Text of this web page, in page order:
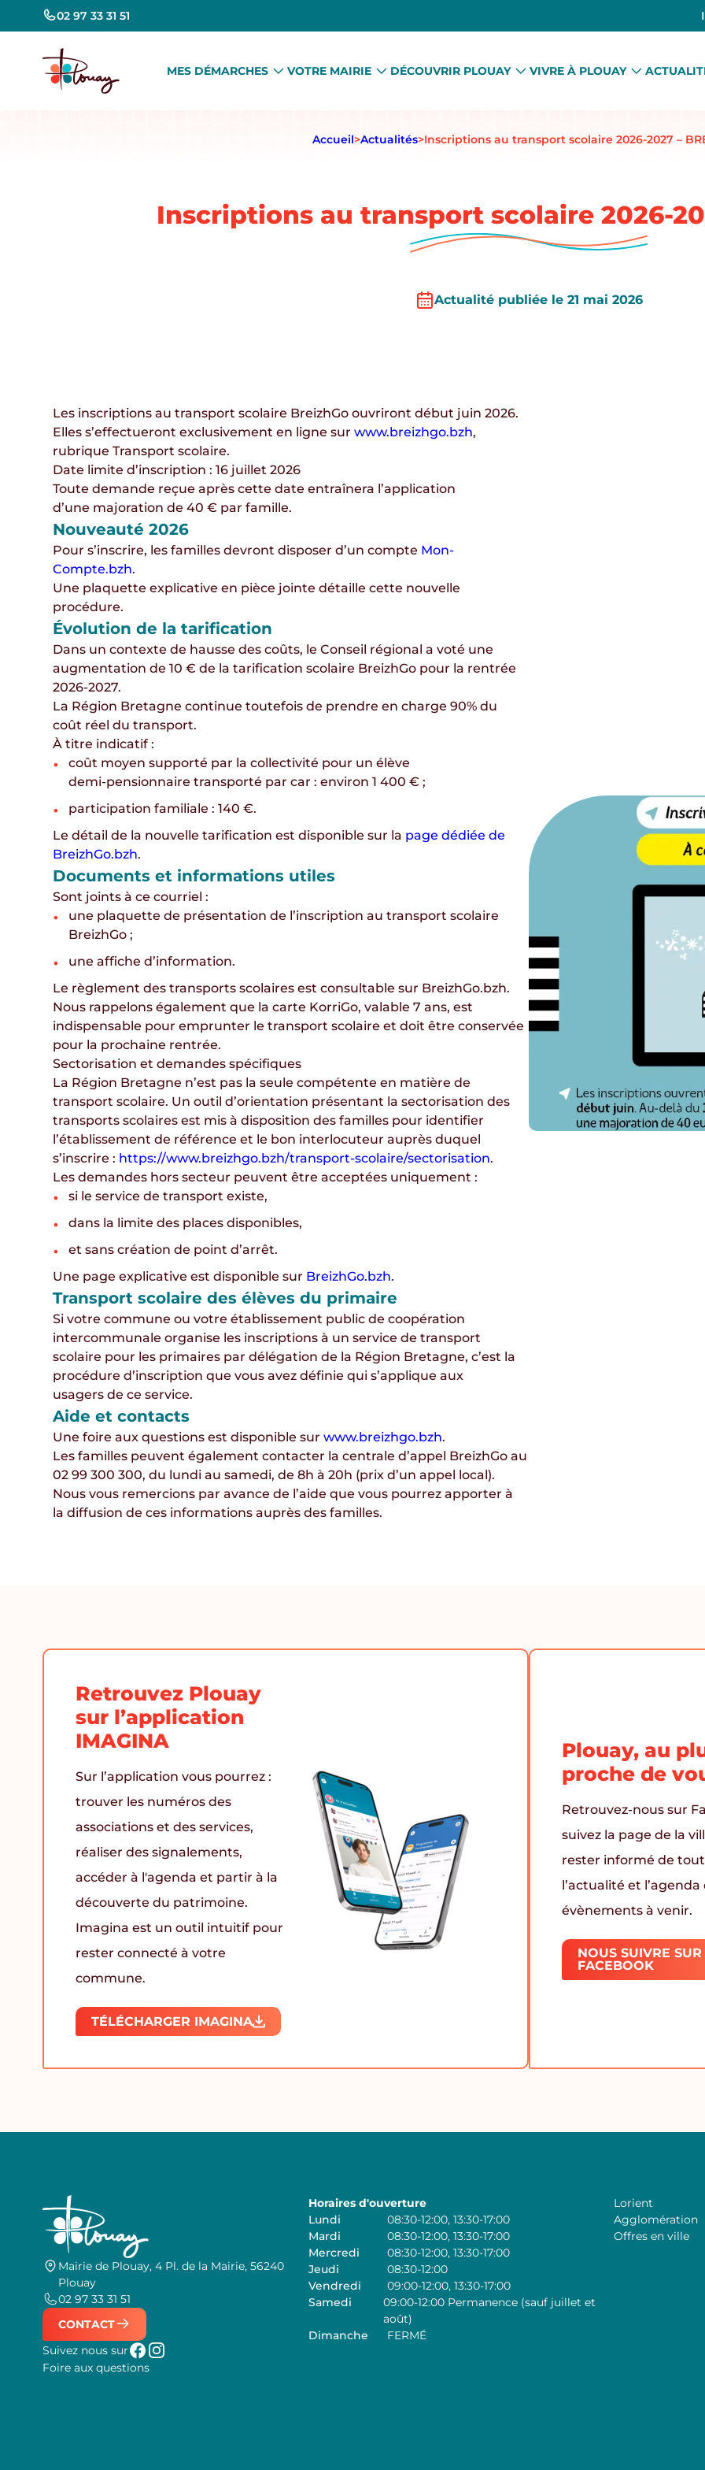
02 97 33 31 51
MES DÉMARCHES VOTRE MAIRIE DÉCOUVRIR PLOUAY VIVRE À PLOUAY
Accueil>Actualités>Inscriptions au transport scolaire 2026‑2027 –
Inscriptions au transport scolaire
Actualité publiée le 21 mai 2026
Les inscriptions au transport scolaire BreizhGo ouvrirontdébut juin 2026.
Elles s’effectuerontexclusivement en ligne surwww.breizhgo.bzh,
rubriqueTransport scolaire.
Date limite d’inscription : 16 juillet 2026
Toute demande reçue après cette date entraînera l’application
d’une majoration de 40 € par famille.
Nouveauté 2026
Pour s’inscrire, les familles devront disposer d’uncompte Mon-
Compte.bzh.
Une plaquette explicative en pièce jointe détaille cette nouvelle
procédure.
Évolution de la tarification
Dans un contexte de hausse des coûts, le Conseil régional a voté une
augmentation de 10 € de la tarification scolaire BreizhGo pour la rentrée
2026‑2027.
La Région Bretagne continue toutefois de prendre en charge90% du
coût réel du transport.
À titre indicatif :
coût moyen supporté par la collectivité pour un élève
demi‑pensionnaire transporté par car :environ 1 400 € ;
participation familiale : 140 €.
Le détail de la nouvelle tarification est disponible sur la page dédiée de
BreizhGo.bzh.
Documents et informations utiles
Sont joints à ce courriel :
une plaquette de présentation de l’inscription au transport scolaire
BreizhGo ;
uneaffiche d’information.
Le règlement des transports scolaires est consultable sur BreizhGo.bzh.
Nous rappelons également que lacarte KorriGo, valable7 ans, est
indispensable pour emprunter le transport scolaire et doit êtreconservée
pour la prochaine rentrée.
Sectorisation et demandes spécifiques
La Région Bretagne n’est pas la seule compétente en matière de
transport scolaire. Unoutil d’orientation présentant la sectorisation des
transports scolaires est mis à disposition des familles pour identifier
l’établissement de référence et le bon interlocuteur auprès duquel
s’inscrire : https://www.breizhgo.bzh/transport-scolaire/sectorisation.
Lesdemandes hors secteur peuvent être acceptées uniquement :
si le service de transport existe,
dans la limite des places disponibles,
et sans création de point d’arrêt.
Une page explicative est disponible sur BreizhGo.bzh.
Transport scolaire des élèves du primaire
Si votre commune ou votre établissement public de coopération
intercommunale organise les inscriptions à un service de transport
scolaire pour les primaires par délégation de la Région Bretagne,c’est la
procédure d’inscription que vous avez définie qui s’applique aux
usagers de ce service.
Aide et contacts
Unefoire aux questions est disponible surwww.breizhgo.bzh.
Les familles peuvent également contacter lacentrale d’appel BreizhGo au
02 99 300 300, du lundi au samedi, de 8h à 20h (prix d’un appel local).
Nous vous remercions par avance de l’aide que vous pourrez apporter à
ladiffusion de ces informations auprès des familles.
Retrouvez Plouay
sur l’application
IMAGINA
Sur l’application vous pourrez :
trouver les numéros des
associations et des services,
réaliser des signalements,
accéder à l'agenda et partir à la
découverte du patrimoine.
Imagina est un outil intuitif pour
rester connecté à votre
commune.
TÉLÉCHARGER IMAGINA
Plouay, au
proche de
Retrouvez-nous sur
suivez la page de la
rester informé de
l’actualité et l’agenda
évènements à venir.
NOUS SUIVRE SUR
FACEBOOK
Mairie de Plouay, 4 Pl. de la Mairie, 56240
Plouay
02 97 33 31 51
CONTACT
Suivez nous sur
Foire aux questions
Horaires d'ouverture
Lundi
08:30-12:00, 13:30-17:00
Mardi
08:30-12:00, 13:30-17:00
Mercredi
08:30-12:00, 13:30-17:00
Jeudi
08:30-12:00
Vendredi
09:00-12:00, 13:30-17:00
Samedi
09:00-12:00 Permanence (sauf juillet et
août)
Dimanche
FERMÉ
Lorient
Agglomération
Offres en ville